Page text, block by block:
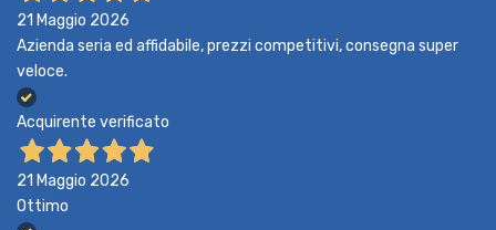
21 Maggio 2026
Azienda seria ed affidabile, prezzi competitivi, consegna super
veloce.
Acquirente verificato
21 Maggio 2026
Ottimo